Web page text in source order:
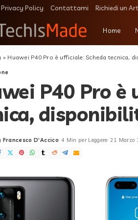
Privacy Policy Contattami Richiedi un
Home
» Huawei P40 Pro è ufficiale: Scheda tecnica,
P40 Pro è
Francesco D'Accico 4 Min per Leggere 21 Marzo